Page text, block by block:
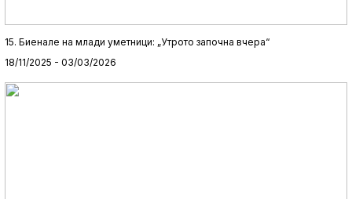
15. Биенале на млади уметници: „Утрото започна вчера“
18/11/2025 - 03/03/2026